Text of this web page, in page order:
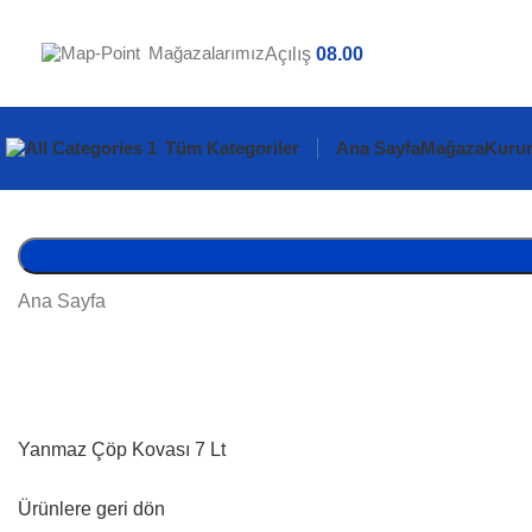
MağazalarımızAçılış 08.00
Tüm Kategoriler Ana SayfaMağaza
Ana Sayfa
Yanmaz Çöp Kovası 7 Lt
Ürünlere geri dön